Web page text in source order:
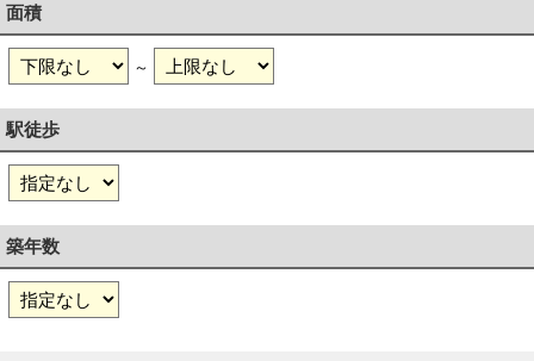
面積
～
駅徒歩
築年数